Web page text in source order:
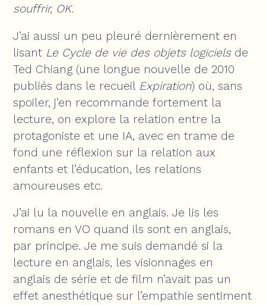
souffrir, OK.
J’ai aussi un peu pleuré dernièrement en
lisant Le Cycle de vie des objets logicielsde
Ted Chiang (une longue nouvelle de 2010
publiés dans le recueil Expiration) où, sans
spoiler, j’en recommande fortement la
lecture, on explore la relation entre la
protagoniste et une IA, avec en trame de
fond une réflexion sur la relation aux
enfants et l’éducation, les relations
amoureuses etc.
J’ai lu la nouvelle en anglais. Je lis les
romans en VO quand ils sont en anglais,
par principe. Je me suis demandé si la
lecture en anglais, les visionnages en
anglais de série et de film n’avait pas un
effet anesthétique sur l’empathie sentiment